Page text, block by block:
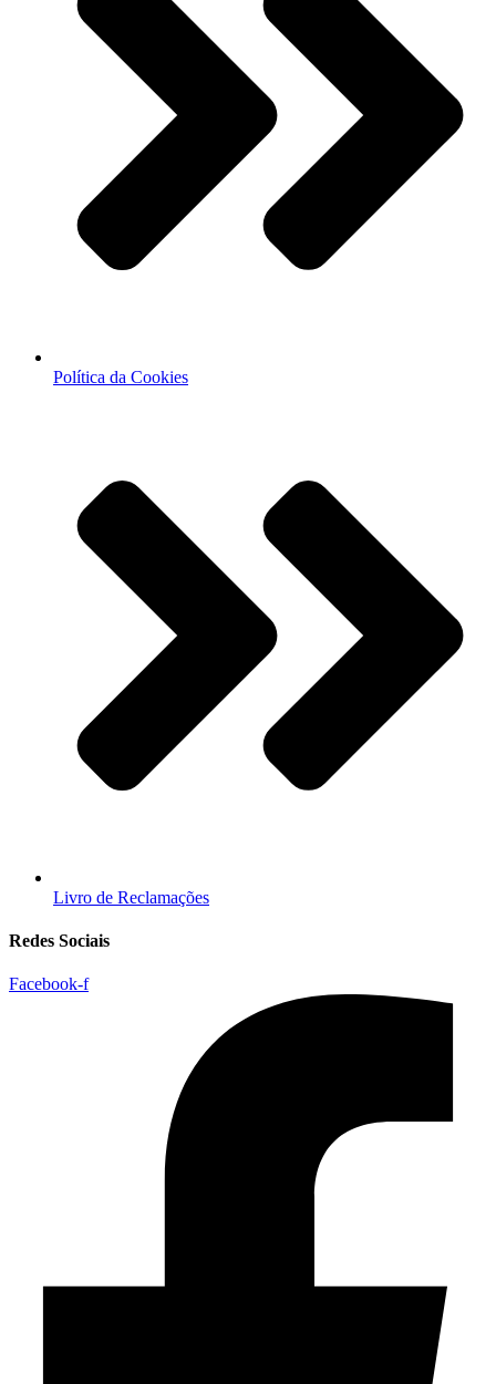
Política da Cookies
Livro de Reclamações
Redes Sociais
Facebook-f